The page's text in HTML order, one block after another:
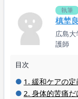
執筆
槙埜
広島
護師
目次
緩和ケアの
身体的苦痛